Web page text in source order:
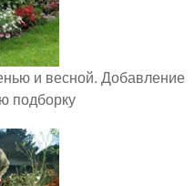
и весной. Добавление
подборку